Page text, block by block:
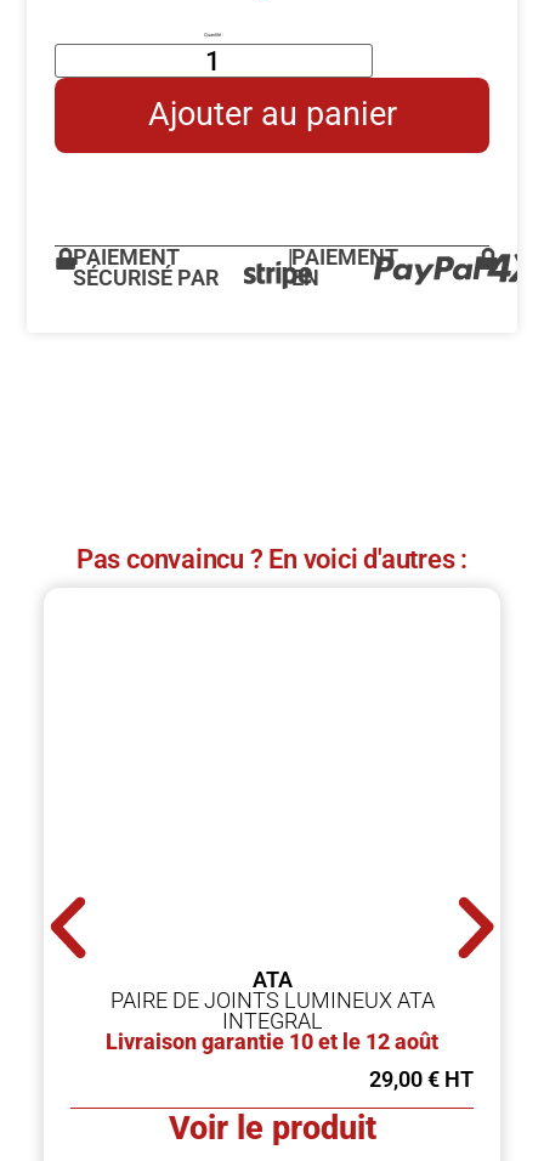
Ajouter au panier
PAIEMENT
SÉCURISÉ PAR
|PAIEMENT
EN
Pas convaincu ? En voici d'autres :
ATA
PAIRE DE JOINTS LUMINEUX ATA
INTEGRAL
Livraison garantie 10 et le 12 août
29,00€
Voir le produit